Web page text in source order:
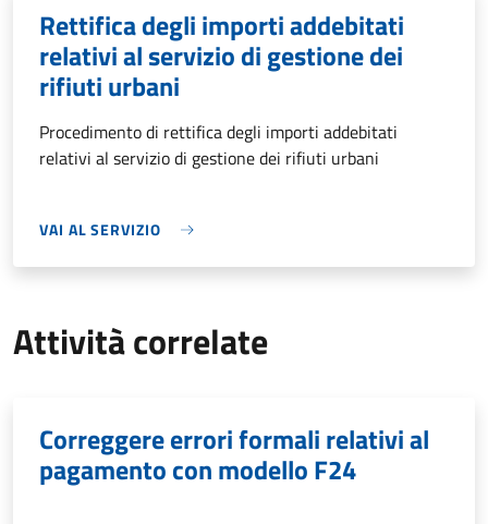
Rettifica degli importi addebitati
relativi al servizio di gestione dei
rifiuti urbani
Procedimento di rettifica degli importi addebitati
relativi al servizio di gestione dei rifiuti urbani
VAI AL SERVIZIO
Attività correlate
Correggere errori formali relativi al
pagamento con modello F24